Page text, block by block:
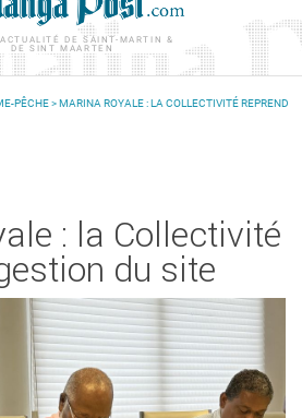
DE SAINT-MARTIN &
DE SINT MAARTEN
PÊCHE> MARINA ROYALE : LA COLLECTIVITÉ REPREND
: la Collectivité
du site